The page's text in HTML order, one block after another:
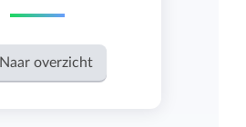
Naar overzicht